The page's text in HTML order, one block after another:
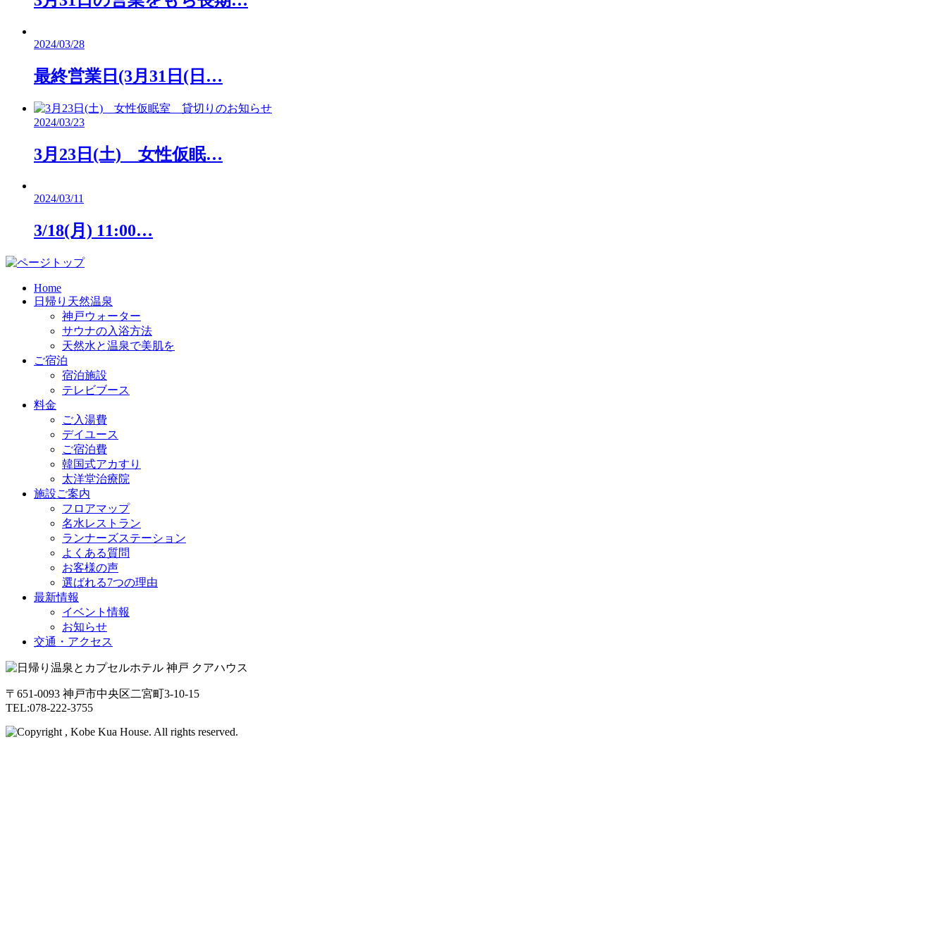
2024/03/28
最終営業日(3月31日(日…
2024/03/23
3月23日(土) 女性仮眠…
2024/03/11
3/18(月) 11:00…
Home
日帰り天然温泉
神戸ウォーター
サウナの入浴方法
天然水と温泉で美肌を
ご宿泊
宿泊施設
テレビブース
料金
ご入湯費
デイユース
ご宿泊費
韓国式アカすり
太洋堂治療院
施設ご案内
フロアマップ
名水レストラン
ランナーズステーション
よくある質問
お客様の声
選ばれる7つの理由
最新情報
イベント情報
お知らせ
交通・アクセス
〒651-0093 神戸市中央区二宮町3-10-15
TEL:078-222-3755